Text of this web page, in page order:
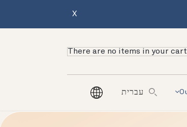
X
There are no items in your cart
עברית